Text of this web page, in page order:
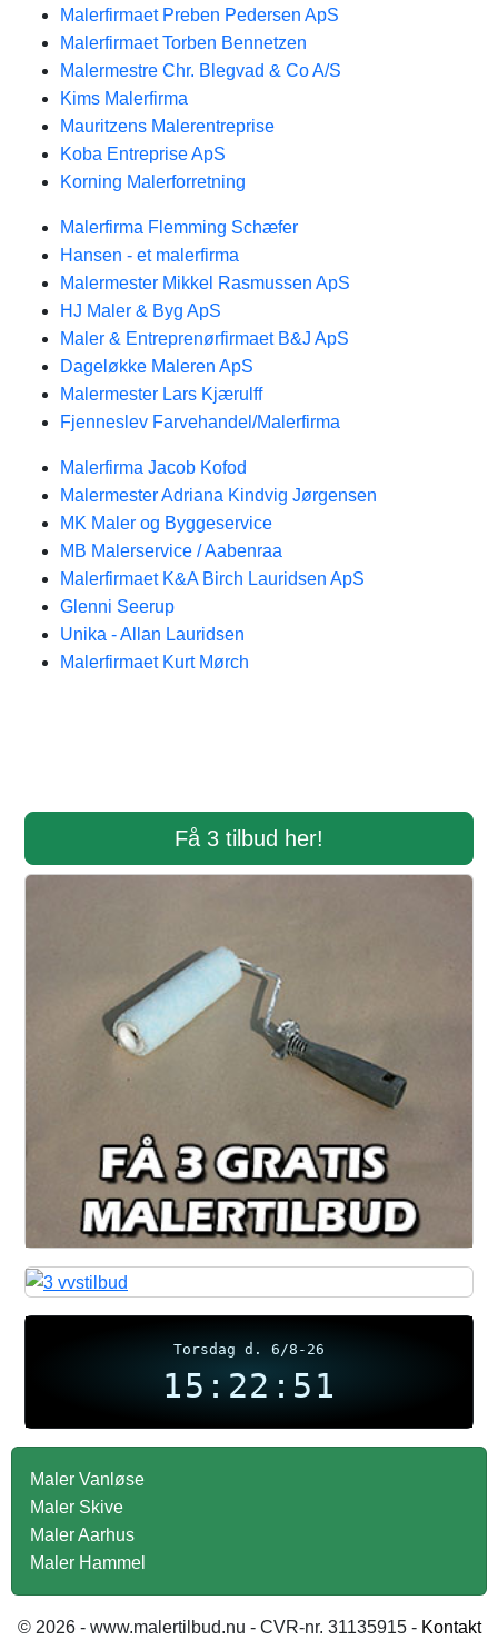
Malerfirmaet Preben Pedersen ApS
Malerfirmaet Torben Bennetzen
Malermestre Chr. Blegvad & Co A/S
Kims Malerfirma
Mauritzens Malerentreprise
Koba Entreprise ApS
Korning Malerforretning
Malerfirma Flemming Schæfer
Hansen - et malerfirma
Malermester Mikkel Rasmussen ApS
HJ Maler & Byg ApS
Maler & Entreprenørfirmaet B&J ApS
Dageløkke Maleren ApS
Malermester Lars Kjærulff
Fjenneslev Farvehandel/Malerfirma
Malerfirma Jacob Kofod
Malermester Adriana Kindvig Jørgensen
MK Maler og Byggeservice
MB Malerservice / Aabenraa
Malerfirmaet K&A Birch Lauridsen ApS
Glenni Seerup
Unika - Allan Lauridsen
Malerfirmaet Kurt Mørch
Få 3 tilbud her!
Torsdag d. 6/8-26
15:22:51
Maler Vanløse
Maler Skive
Maler Aarhus
Maler Hammel
© 2026 - www.malertilbud.nu - CVR-nr. 31135915 - Kontakt